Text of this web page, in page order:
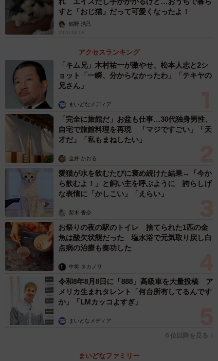
すと「おじ猫」だって可愛くなったよ！
鶴野 浩己
2026.08.08
アクセスランキング
「キム兄」木村祐一が激やせ、松本人志と2シ
ョット「一瞬、分からなかったわ」「テキヤの
兄さん」
まいどなメディア
「完全に旅館だ」お盆も仕事…30代独身男性、
自宅で旅館料理を再現 「マジですごい」「天
才だ」「私もまねしたい」
金井 かおる
愛猫が水を飲むたびに褒め続けた結果→「今か
ら飲むよ！」と飼い主を呼ぶように 誇らしげ
な表情に「かしこい」「えらい」
梨木 香奈
お祭りの夜の駅のトイレ 捨てられた1匹の金
魚は酸欠状態だった 塩水浴で元気取り戻し白
点病の治療も奏功した
中将 タカノリ
令和8年8月8日に「888」高級車を大量投稿 ア
メリカ生まれタレント「何台所有してるんです
か」「LMカッコよすぎ」
まいどなメディア
６位以降を見る
まいどなファミリー